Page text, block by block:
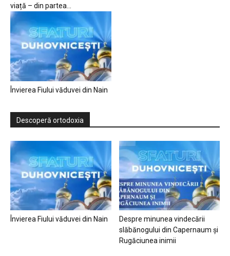
viață – din partea...
Învierea Fiului văduvei din Nain
Descoperă ortodoxia
Învierea Fiului văduvei din Nain
Despre minunea vindecării
slăbănogului din Capernaum și
Rugăciunea inimii